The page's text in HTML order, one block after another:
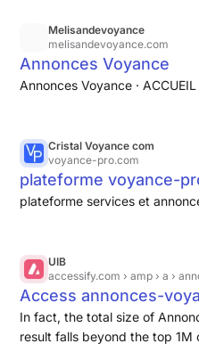
Melisandevoyance
melisandevoyance.com
Annonces Voyance
Annonces Voyance · ACCUEIL
Cristal Voyance com
voyance-pro.com
plateforme voyance-
plateforme services et
UIB
accessify.com › amp › a ›
Access annonces-
de annonces-
de voyance.
In fact, the total size of
result falls beyond the top